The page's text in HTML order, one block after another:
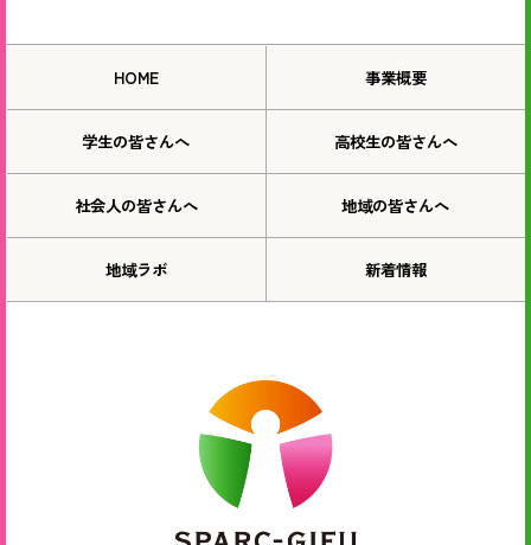
HOME 事業概要
学生の皆さんへ 高校生の皆さんへ
社会人の皆さんへ 地域の皆さんへ
地域ラボ 新着情報